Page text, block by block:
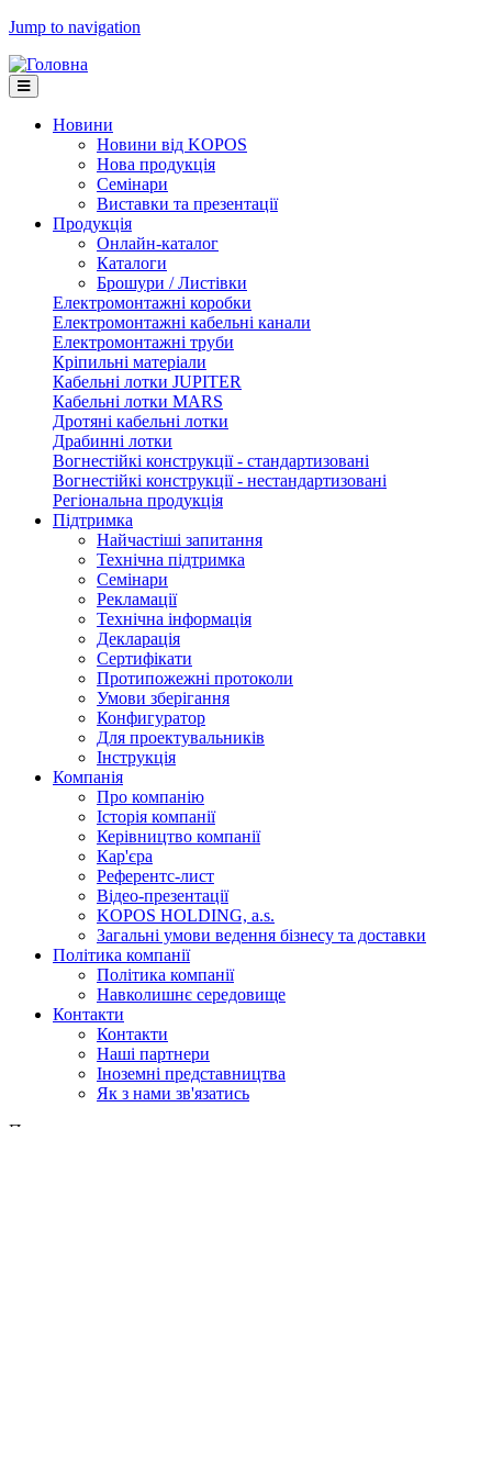
Jump to navigation
Новини
Новини від KOPOS
Нова продукція
Семінари
Виставки та презентації
Продукція
Онлайн-каталог
Каталоги
Брошури / Листівки
Електромонтажні коробки
Електромонтажні кабельні канали
Електромонтажні труби
Кріпильні матеріали
Кабельні лотки JUPITER
Кабельні лотки MARS
Дротяні кабельні лотки
Драбинні лотки
Вогнестійкі конструкції - стандартизовані
Вогнестійкі конструкції - нестандартизовані
Регіональна продукція
Підтримка
Найчастіші запитання
Технічна підтримка
Семінари
Рекламації
Технічна інформація
Декларація
Сертифікати
Протипожежні протоколи
Умови зберігання
Конфигуратор
Для проектувальників
Інструкція
Компанія
Про компанію
Історія компанії
Керівництво компанії
Кар'єра
Референтс-лист
Відео-презентації
KOPOS HOLDING, a.s.
Загальні умови ведення бізнесу та доставки
Політика компанії
Політика компанії
Навколишнє середовище
Контакти
Контакти
Наші партнери
Іноземні представництва
Як з нами зв'язатись
Пошук